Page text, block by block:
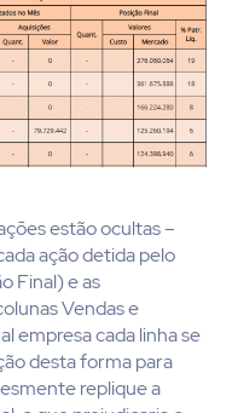
estão ocultas –
ação detida pelo
Final) e as
Vendas e
empresa cada linha se
desta forma para
replique a